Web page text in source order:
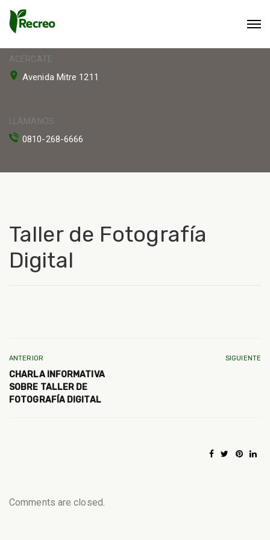
ACERCATE
Avenida Mitre 1211
LLAMANOS
0810-268-6666
Taller de Fotografía
Digital
ANTERIOR
CHARLA INFORMATIVA
SOBRE TALLER DE
FOTOGRAFÍA DIGITAL
SIGUIENTE
Comments are closed.